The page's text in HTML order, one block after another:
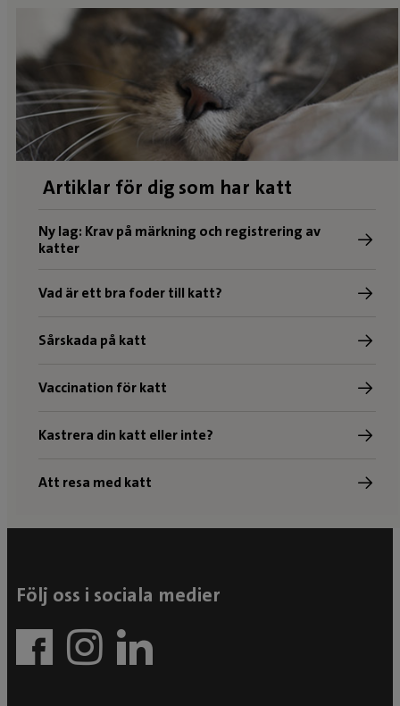
Artiklar för dig som har katt
Ny lag: Krav på märkning och registrering av
katter
Vad är ett bra foder till katt?
Sårskada på katt
Vaccination för katt
Kastrera din katt eller inte?
Att resa med katt
Följ oss i sociala medier